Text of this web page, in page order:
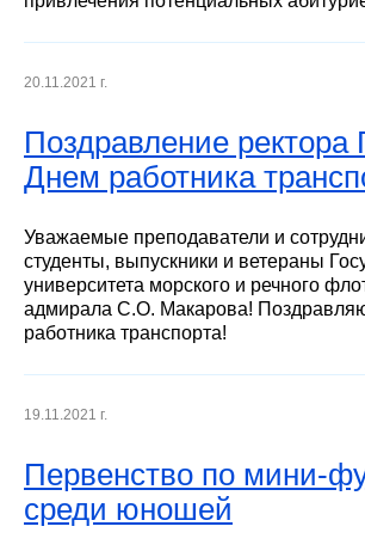
20.11.2021 г.
Поздравление
Днем работника
Уважаемые преподаватели и
студенты, выпускники и ветераны
университета морского и речного
адмирала С.О. Макарова!
работника транспорта!
19.11.2021 г.
Первенство по мини-
среди юношей